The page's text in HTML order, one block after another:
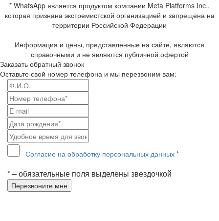
* WhatsApp является продуктом компании Meta Platforms Inc.,
которая признана экстремистской организацией и запрещена на
территории Российской Федерации
Информация и цены, представленные на сайте, являются
справочными и не являются публичной офертой
Заказать обратный звонок
Оставьте свой номер телефона и мы перезвоним вам:
Согласие на обработку персональных данных *
* – обязательные поля выделены звездочкой